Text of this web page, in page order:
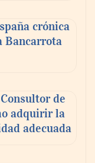
para
de
crónica
Bancarrota
de
adquirir la
adecuada